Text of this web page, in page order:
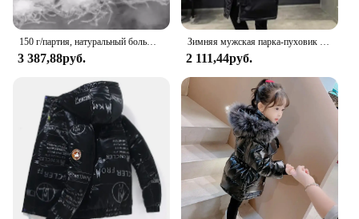
3 387,88руб. 2 111,44руб.